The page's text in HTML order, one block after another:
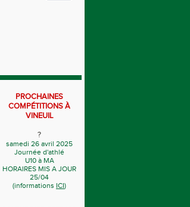
PROCHAINES
COMPÉTITIONS À
VINEUIL
?
samedi 26 avril 2025
Journée d'athlé
U10 à MA
HORAIRES MIS A JOUR
25/04
(informations ICI)